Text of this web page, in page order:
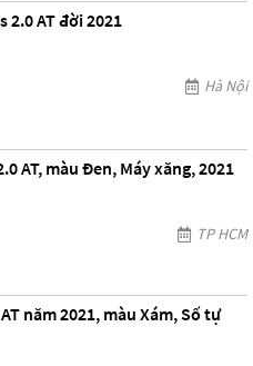
2.0 AT đời 2021
Hà Nội
AT, màu Đen, Máy xăng, 2021
TP HCM
năm 2021, màu Xám, Số tự